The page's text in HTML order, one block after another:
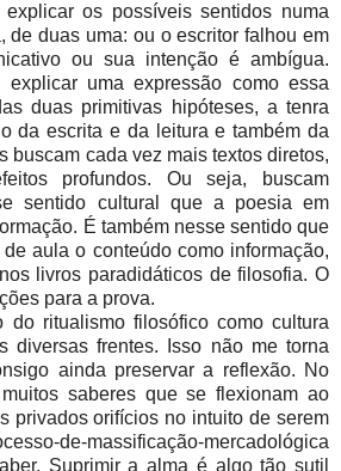
os possíveis sentidos numa
de duas uma: ou o escritor falhou em
ou sua intenção é ambígua.
uma expressão como essa
duas primitivas hipóteses, a tenra
da escrita e da leitura e também da
buscam cada vez mais textos diretos,
profundos. Ou seja, buscam
sentido cultural que a poesia em
É também nesse sentido que
aula o conteúdo como informação,
livros paradidáticos de filosofia. O
para a prova.
do ritualismo filosófico como cultura
diversas frentes. Isso não me torna
ainda preservar a reflexão. No
saberes que se flexionam ao
privados orifícios no intuito de serem
de-massificação-mercadológica
Suprimir a alma é algo tão sutil